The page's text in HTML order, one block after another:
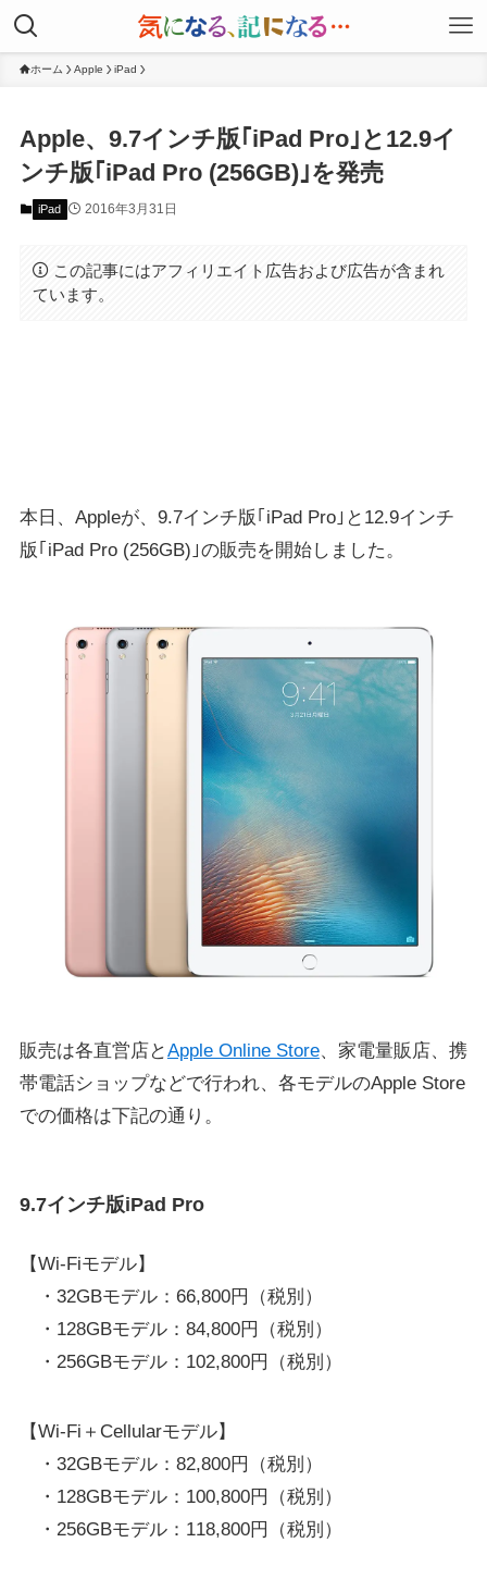
ホーム Apple iPad
Apple、9.7インチ版｢iPad Pro｣と12.9イ
ンチ版｢iPad Pro (256GB)｣を発売
iPad 2016年3月31日
この記事にはアフィリエイト広告および広告が含まれ
ています。
本日、Appleが、9.7インチ版｢iPad Pro｣と12.9インチ
版｢iPad Pro (256GB)｣の販売を開始しました。
販売は各直営店とApple Online Store、家電量販店、携
帯電話ショップなどで行われ、各モデルのApple Store
での価格は下記の通り。
9.7インチ版iPad Pro
【Wi-Fiモデル】
・32GBモデル：66,800円（税別）
・128GBモデル：84,800円（税別）
・256GBモデル：102,800円（税別）
【Wi-Fi＋Cellularモデル】
・32GBモデル：82,800円（税別）
・128GBモデル：100,800円（税別）
・256GBモデル：118,800円（税別）